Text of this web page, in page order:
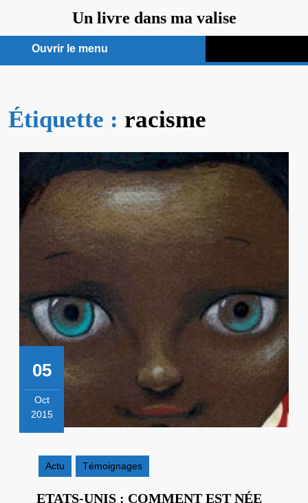
contenu
Un livre dans ma valise
Ouvrir le menu
menu
Étiquette : racisme
05
Oct
2015
2015
Actu
Témoignages
ETATS-UNIS : COMMENT EST NÉE